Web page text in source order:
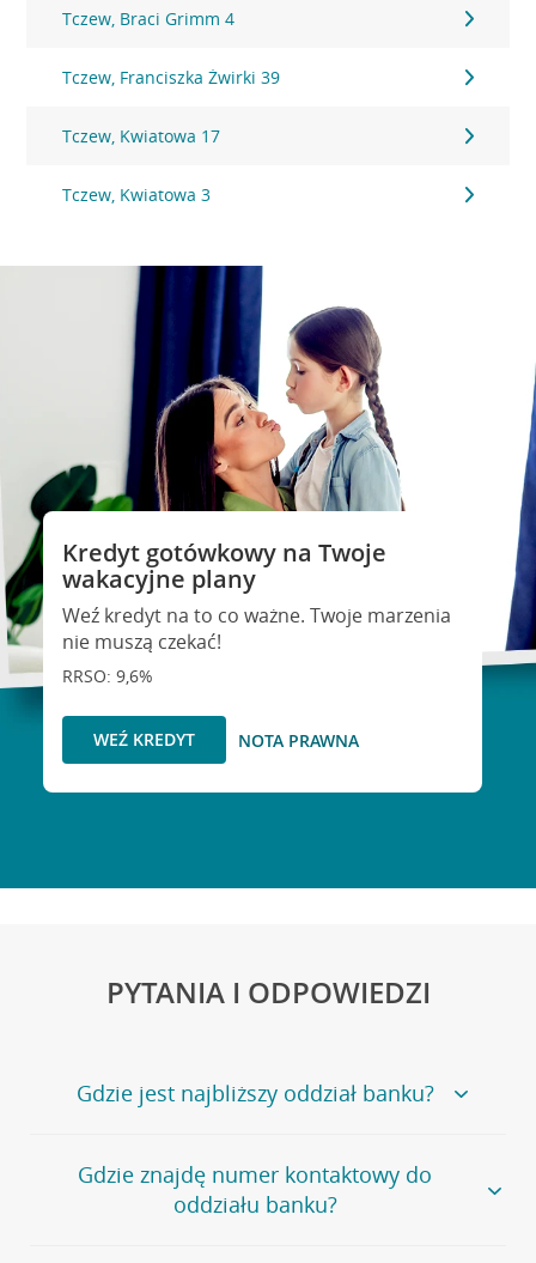
Tczew, Braci Grimm 4
Tczew, Franciszka Żwirki 39
Tczew, Kwiatowa 17
Tczew, Kwiatowa 3
Kredyt gotówkowy na Twoje
wakacyjne plany
Weź kredyt na to co ważne. Twoje marzenia
nie muszą czekać!
RRSO: 9,6%
WEŹ KREDYT NOTA PRAWNA
PYTANIA I ODPOWIEDZI
Gdzie jest najbliższy oddział banku?
Jeśli szukasz oddziału naszego banku, zapraszamy na
stronęPlacówki i bankomaty, na której znajduje się
wygodna wyszukiwarka.
Gdzie znajdę numer kontaktowy do
oddziału banku?